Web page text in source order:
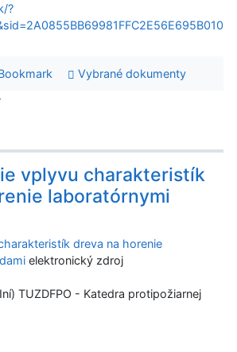
?
Vybrané dokumenty
vplyvu charakteristík
laboratórnymi
dreva na horenie
elektronický zdroj
TUZDFPO - Katedra protipožiarnej